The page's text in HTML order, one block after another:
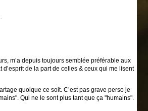
m’a depuis toujours semblée préférable aux
de la part de celles & ceux qui me lisent
quoique ce soit. C’est pas grave perso je
Qui ne le sont plus tant que ça "humains".